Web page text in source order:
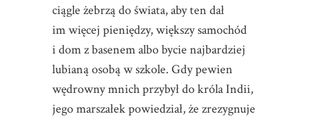
ciągle żebrzą do świata, aby ten dał
im więcej pieniędzy, większy samochód
i dom z basenem albo bycie najbardziej
lubianą osobą w szkole. Gdy pewien
wędrowny mnich przybył do króla Indii,
jego marszałek powiedział, że zrezygnuje